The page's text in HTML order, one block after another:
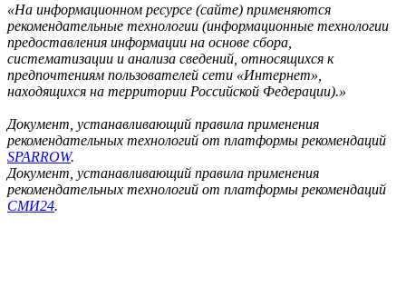
«На информационном ресурсе (сайте) применяются
рекомендательные технологии (информационные технологии
предоставления информации на основе сбора,
систематизации и анализа сведений, относящихся к
предпочтениям пользователей сети «Интернет»,
находящихся на территории Российской Федерации).»
Документ, устанавливающий правила применения
рекомендательных технологий от платформы рекомендаций
SPARROW.
Документ, устанавливающий правила применения
рекомендательных технологий от платформы рекомендаций
СМИ24.